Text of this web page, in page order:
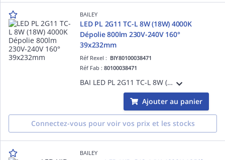
BAILEY
LED PL 2G11 TC-L 8W (18W) 4000K
Dépolie 800lm 230V-240V 160°
39x232mm
Réf Rexel : BIY80100038471
Réf Fab :80100038471
BAI LED PL 2G11 TC-L 8W (18W) 4000K Dépolie 800lm 230V-240V 160° 39x232mm Lampe LED Alt PLL Dulux L
Ajouter au panier
Connectez-vous pour voir vos prix et les stocks
BAILEY